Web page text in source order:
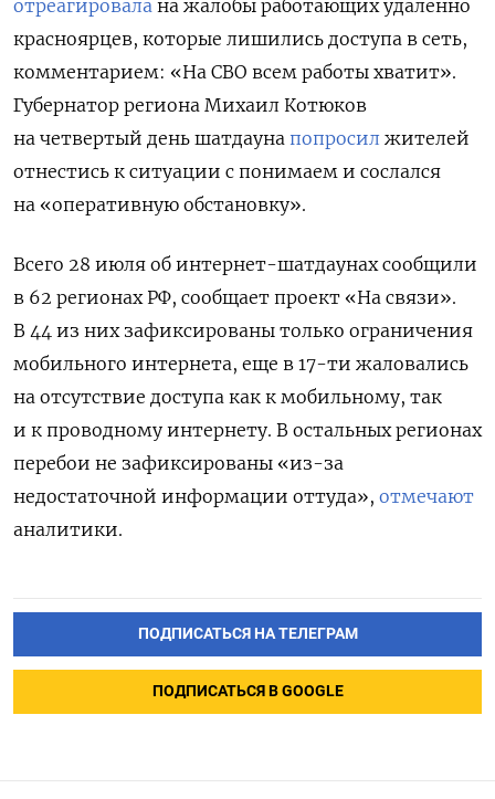
отреагировала на жалобы работающих удаленно
красноярцев, которые лишились доступа в сеть,
комментарием: «На СВО всем работы хватит».
Губернатор региона Михаил Котюков
на четвертый день шатдауна попросил жителей
отнестись к ситуации с понимаем и сослался
на «оперативную обстановку».
Всего 28 июля об интернет-шатдаунах сообщили
в 62 регионах РФ, сообщает проект «На связи».
В 44 из них зафиксированы только ограничения
мобильного интернета, еще в 17-ти жаловались
на отсутствие доступа как к мобильному, так
и к проводному интернету. В остальных регионах
перебои не зафиксированы «из-за
недостаточной информации оттуда», отмечают
аналитики.
ПОДПИСАТЬСЯ НА ТЕЛЕГРАМ
ПОДПИСАТЬСЯ В GOOGLE